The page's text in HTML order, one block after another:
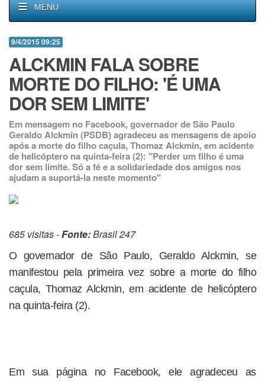
MENU
9/4/2015 09:25
ALCKMIN FALA SOBRE
MORTE DO FILHO: 'É UMA
DOR SEM LIMITE'
Em mensagem no Facebook, governador de São Paulo
Geraldo Alckmin (PSDB) agradeceu as mensagens de apoio
após a morte do filho caçula, Thomaz Alckmin, em acidente
de helicóptero na quinta-feira (2): "Perder um filho é uma
dor sem limite. Só a fé e a solidariedade dos amigos nos
ajudam a suportá-la neste momento"
685 visitas -Fonte:Brasil 247
O governador de São Paulo, Geraldo Alckmin, se
manifestou pela primeira vez sobre a morte do filho
caçula, Thomaz Alckmin, em acidente de helicóptero
na quinta-feira (2).
Em sua página no Facebook, ele agradeceu as